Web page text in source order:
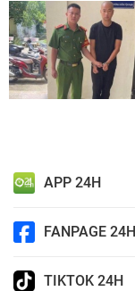
APP 24H
FANPAGE 24H
TIKTOK 24H